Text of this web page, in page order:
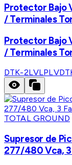
Protector Bajo
/ Terminales
Protector Bajo
/ Terminales
DTK-2LVLPLV
TOTAL GROUND
Supresor de
277/480 Vca, 3